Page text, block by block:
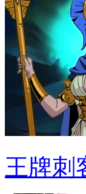
王牌刺